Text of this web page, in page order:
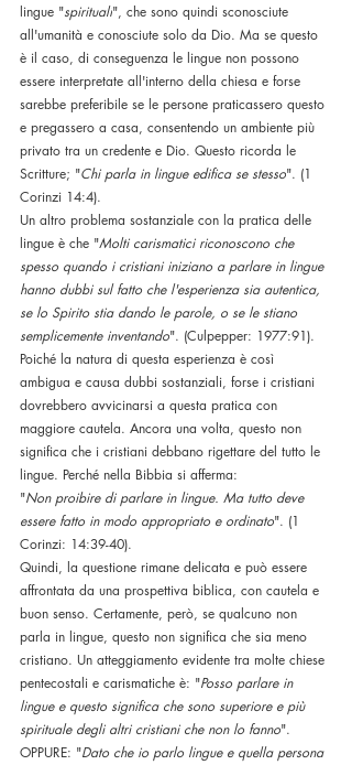
lingue "spirituali", che sono quindi sconosciute
all'umanità e conosciute solo da Dio. Ma se questo
è il caso, di conseguenza le lingue non possono
essere interpretate all'interno della chiesa e forse
sarebbe preferibile se le persone praticassero questo
e pregassero a casa, consentendo un ambiente più
privato tra un credente e Dio. Questo ricorda le
Scritture; "Chi parla in lingue edifica se stesso". (1
Corinzi 14:4).
Un altro problema sostanziale con la pratica delle
lingue è che "Molti carismatici riconoscono che
spesso quando i cristiani iniziano a parlare in lingue
hanno dubbi sul fatto che l'esperienza sia autentica,
se lo Spirito stia dando le parole, o se le stiano
semplicemente inventando". (Culpepper: 1977:91).
Poiché la natura di questa esperienza è così
ambigua e causa dubbi sostanziali, forse i cristiani
dovrebbero avvicinarsi a questa pratica con
maggiore cautela. Ancora una volta, questo non
significa che i cristiani debbano rigettare del tutto le
lingue. Perché nella Bibbia si afferma:
"Non proibire di parlare in lingue. Ma tutto deve
essere fatto in modo appropriato e ordinato". (1
Corinzi: 14:39-40).
Quindi, la questione rimane delicata e può essere
affrontata da una prospettiva biblica, con cautela e
buon senso. Certamente, però, se qualcuno non
parla in lingue, questo non significa che sia meno
cristiano. Un atteggiamento evidente tra molte chiese
pentecostali e carismatiche è: "Posso parlare in
lingue e questo significa che sono superiore e più
spirituale degli altri cristiani che non lo fanno".
OPPURE: "Dato che io parlo lingue e quella persona